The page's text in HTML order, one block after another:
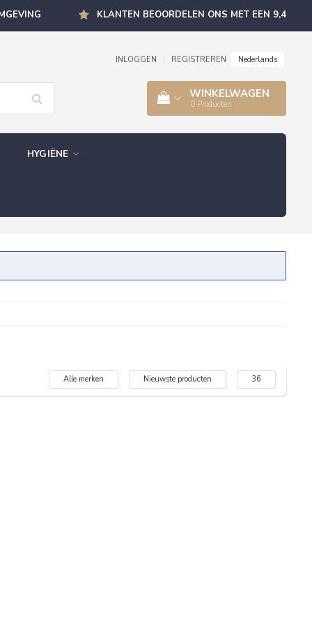
KLANTEN BEOORDELEN ONS MET EEN 9,4
INLOGGEN REGISTREREN Nederlands
WINKELWAGEN
0 Producten
HYGIËNE
Alle merken Nieuwste producten 36